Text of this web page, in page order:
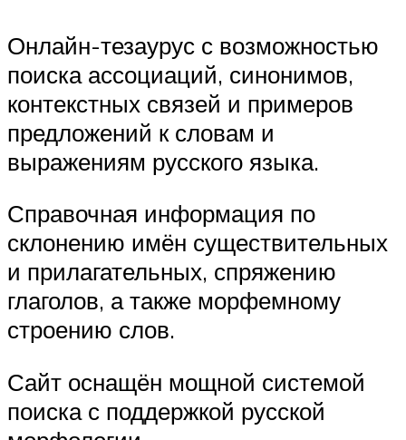
Онлайн-тезаурус с возможностью
поиска ассоциаций, синонимов,
контекстных связей и примеров
предложений к словам и
выражениям русского языка.
Справочная информация по
склонению имён существительных
и прилагательных, спряжению
глаголов, а также морфемному
строению слов.
Сайт оснащён мощной системой
поиска с поддержкой русской